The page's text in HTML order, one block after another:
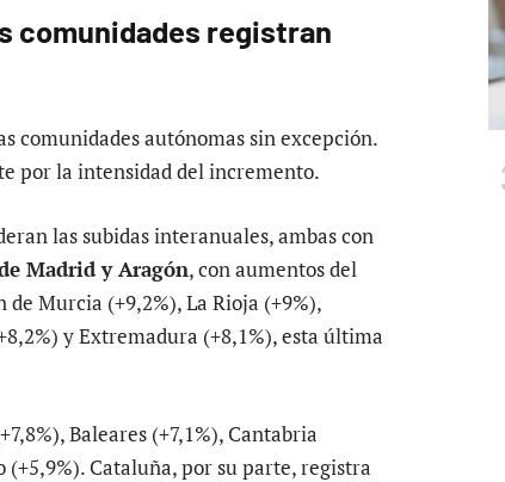
comunidades registran
comunidades autónomas sin excepción.
por la intensidad del incremento.
las subidas interanuales, ambas con
Madrid y Aragón, con aumentos del
Murcia (+9,2%), La Rioja (+9%),
y Extremadura (+8,1%), esta última
Baleares (+7,1%), Cantabria
(+5,9%). Cataluña, por su parte, registra